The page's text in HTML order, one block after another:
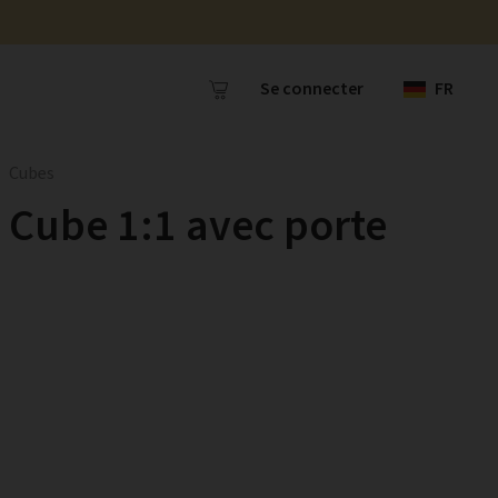
Se connecter FR
Cube 1:1 avec porte